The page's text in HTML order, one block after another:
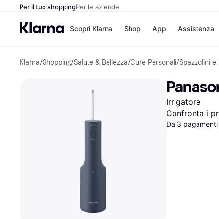
Per il tuo shoppingPer le aziende
Scopri Klarna
Opzioni di
Paga ora
Paga in 3 rate
Paga dopo 30 giorni
Finanziamento
Shop
Negozi
Unieuro
Media
eBay
Zalando
App Assistenza
Klarna/Shopping/Salute & Bellezza/Cure Personali/Spazzolini
Irrigatore
Confronta i
Da 3